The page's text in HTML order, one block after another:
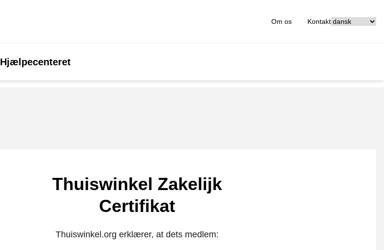
Om os Kontakt
Hjælpecenteret
Thuiswinkel Zakelijk
Certifikat
Thuiswinkel.org erklærer, at dets medlem: